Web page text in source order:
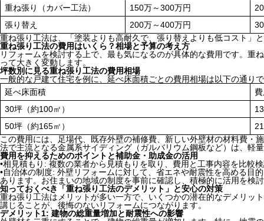
重ね張り（カバー工法）
150万～300万円
張り替え
200万～400万円
重ね張り工法は、「塗装よりも高耐久で、張り替えよりも低コスト」
重ね張り工法の費用はいくら？相場と予算の考え方
リフォームを検討する上で、最も気になるのが具体的な費用です。重
って大きく変動します。
坪数別に見る重ね張り工法の費用相場
一般的な戸建て住宅を例に、延べ床面積ごとの費用相場は以下の通り
延べ床面積
30坪（約100㎡）
50坪（約165㎡）
この費用には、足場代、既存外壁の補修費、新しい外壁材の材料費・
法で主流となる金属系サイディング（ガルバリウム鋼板など）は、軽
費用を抑えるためのポイントと補助金・助成金の活用
•相見積もり: 複数の業者から見積もりを取り、費用と工事内容を比較
•自治体の制度: 外壁リフォームに対して、省エネや耐震性を高める目
あります。お住まいの地域の制度を事前に確認し、積極的に活用を検
知っておくべき「重ね張り工法のデメリット」と安心の対策
重ね張り工法はメリットが多い一方で、いくつかの潜在的なデメリッ
講じることが、後悔のないリフォームにつながります。
デメリット1: 建物の総重量増加と耐震性への影響